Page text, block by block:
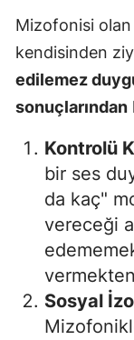
Mizofonisi
kendisinden
edilemez
sonuçlarından
Kontrolü
bir ses
da kaç"
vereceği
Sosyal